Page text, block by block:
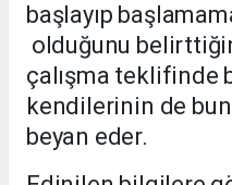
başlayıp
olduğunu
çalışma teklifinde
kendilerinin de
beyan eder.